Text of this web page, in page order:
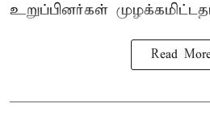
உறுப்பினர்கள்
Read